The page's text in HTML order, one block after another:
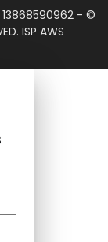
- ©
ISP AWS